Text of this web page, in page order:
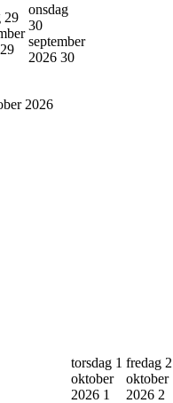
29
29
onsdag
30
september
2026 30
2026
torsdag 1
oktober
2026 1
fredag 2
oktober
2026 2